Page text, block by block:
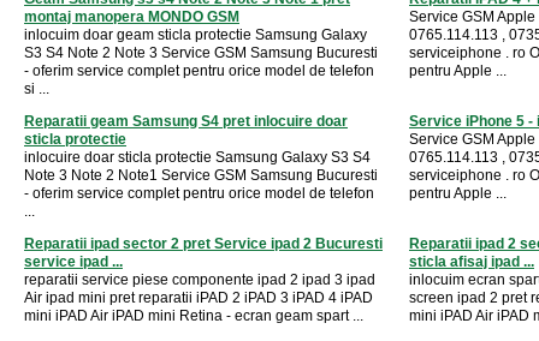
montaj manopera MONDO GSM
inlocuim doar geam sticla protectie Samsung Galaxy
S3 S4 Note 2 Note 3 Service GSM Samsung Bucuresti
- oferim service complet pentru orice model de telefon
si ...
Service GSM
0765.114.113 ,
serviceiphone . ro
pentru Apple ...
Reparatii geam Samsung S4 pret inlocuire doar
sticla protectie
inlocuire doar sticla protectie Samsung Galaxy S3 S4
Note 3 Note 2 Note1 Service GSM Samsung Bucuresti
- oferim service complet pentru orice model de telefon
...
Service iPhone 5
Service GSM
0765.114.113 ,
serviceiphone . ro
pentru Apple ...
Reparatii ipad sector 2 pret Service ipad 2 Bucuresti
service ipad ...
reparatii service piese componente ipad 2 ipad 3 ipad
Air ipad mini pret reparatii iPAD 2 iPAD 3 iPAD 4 iPAD
mini iPAD Air iPAD mini Retina - ecran geam spart ...
Reparatii ipad 2
sticla afisaj ipad ...
inlocuim ecran
screen ipad 2 pret
mini iPAD Air iPAD